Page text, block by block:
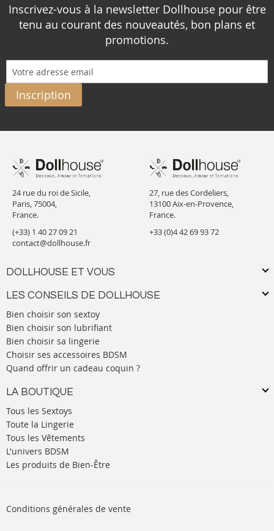
Inscrivez-vous à la newsletter Dollhouse pour être
tenu au courant des nouveautés, bon plans et
promotions.
Inscription
24 rue du roi de Sicile,
Paris, 75004,
France.
(+33) 1 40 27 09 21
contact@dollhouse.fr
DOLLHOUSE ET VOUS
LES CONSEILS DE DOLLHOUSE
Bien choisir son sextoy
Bien choisir son lubrifiant
Bien choisir sa lingerie
Choisir ses accessoires BDSM
Quand offrir un cadeau coquin ?
LA BOUTIQUE
Tous les Sextoys
Toute la Lingerie
Tous les Vêtements
L'univers BDSM
Les produits de Bien-Être
27, rue des Cordeliers,
13100 Aix-en-Provence,
France.
+33 (0)4 42 69 93 72
Conditions générales de vente